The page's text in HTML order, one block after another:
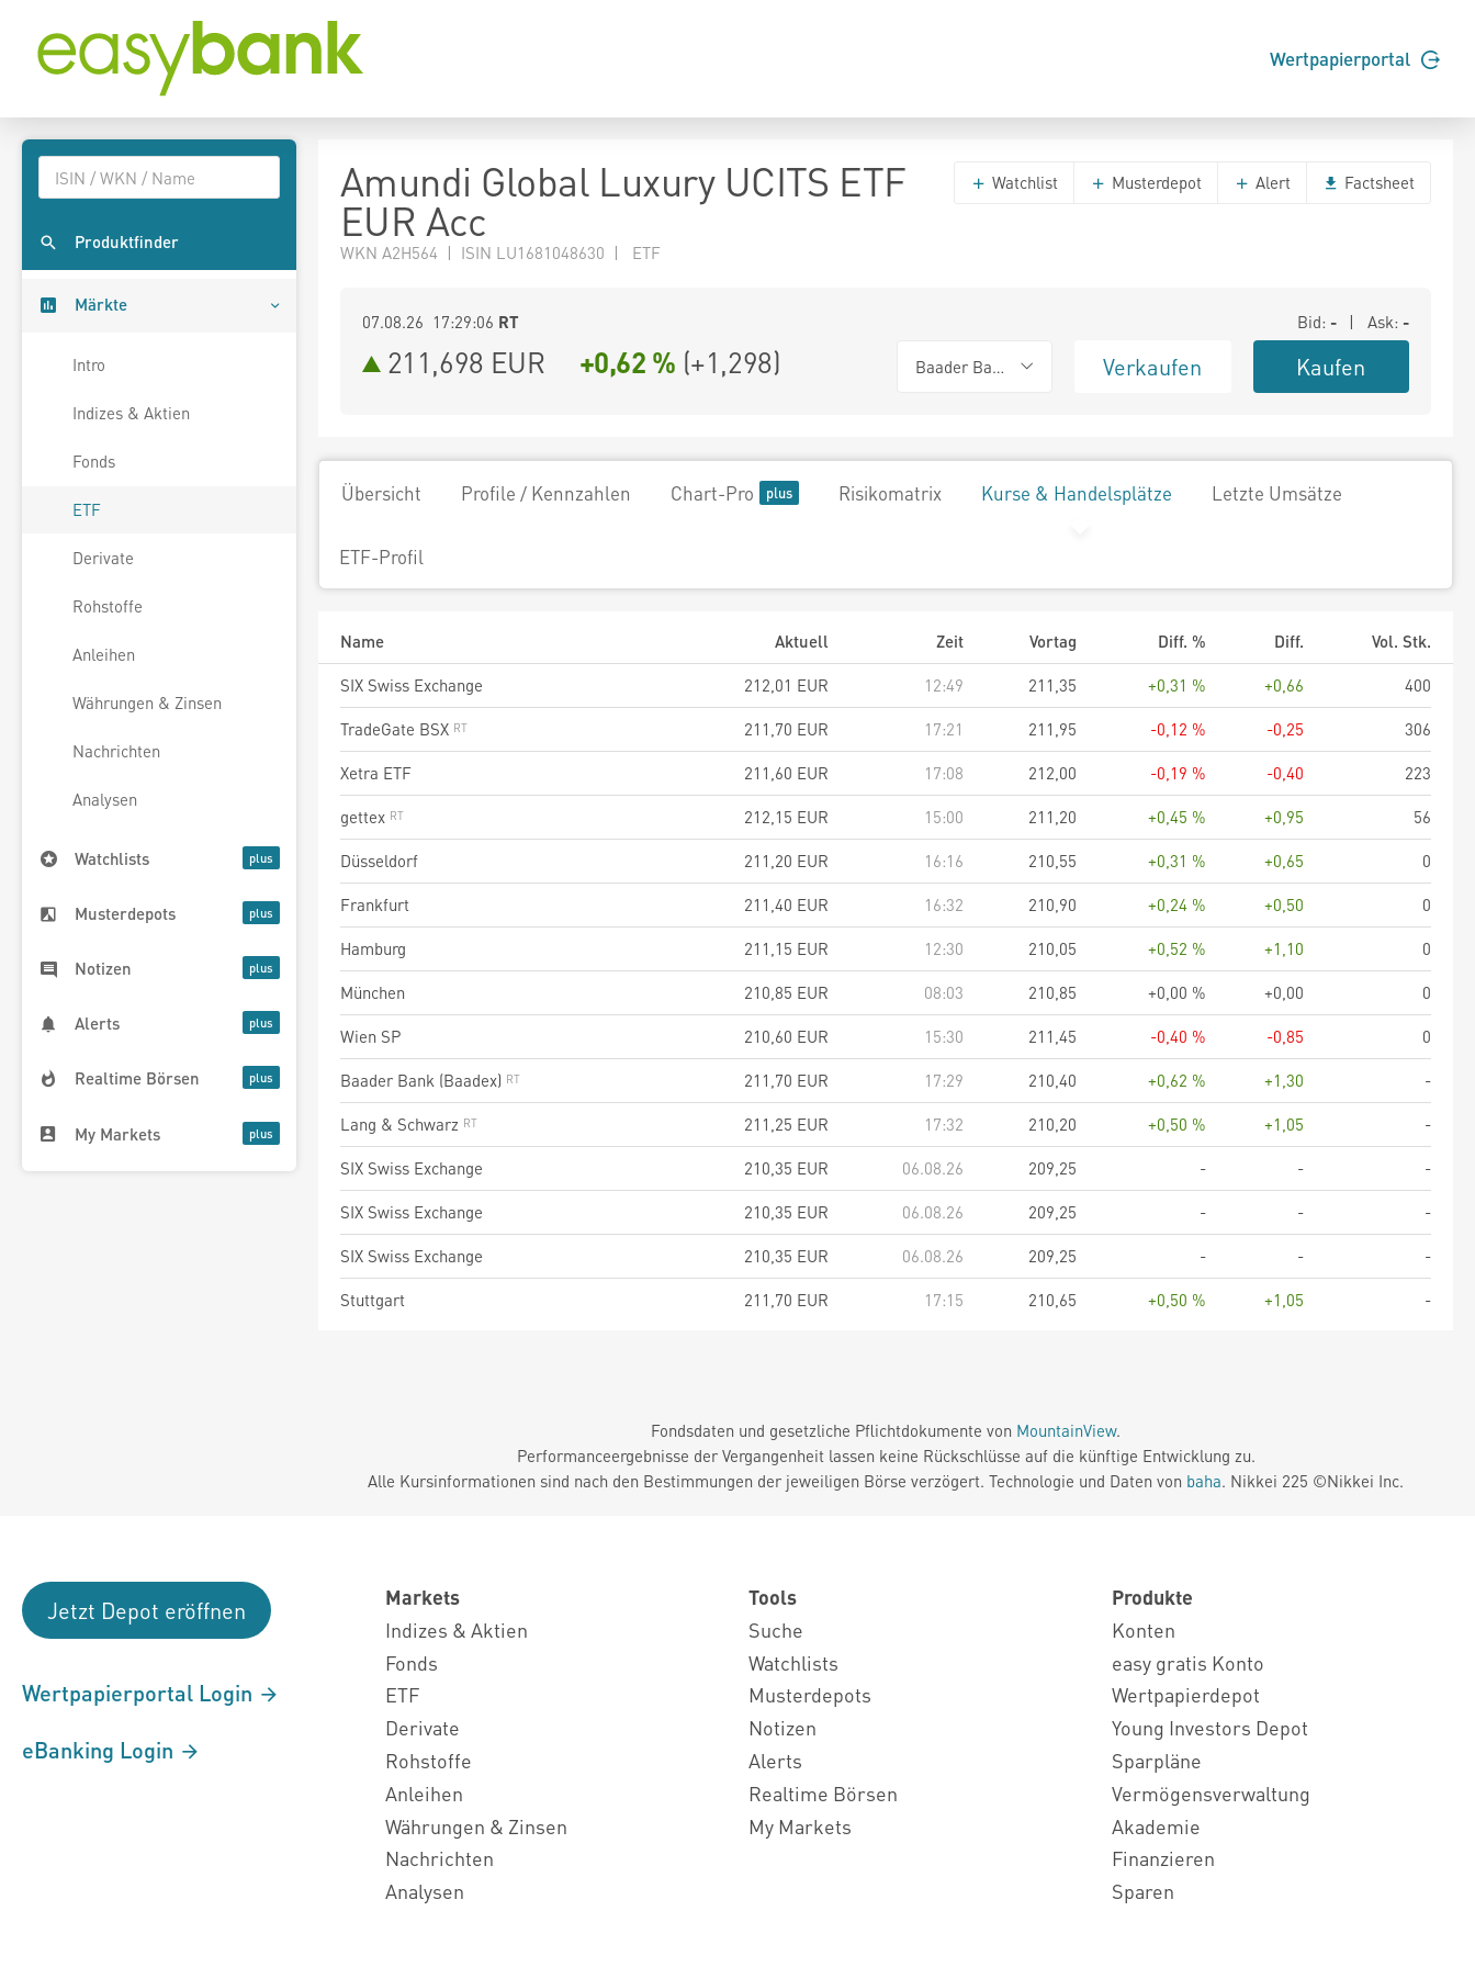
Wertpapierportal
Produktfinder
Märkte
Intro
Indizes & Aktien
Fonds
ETF
Derivate
Rohstoffe
Anleihen
Währungen & Zinsen
Nachrichten
Analysen
Watchlists
Musterdepots
Notizen
Alerts
Realtime Börsen
My Markets
Amundi Global Luxury UCITS ETF
EUR Acc
WKN A2H564 | ISIN LU1681048630 | ETF
Watchlist Musterdepot Alert Factsheet
07.08.26 17:29:06 RT Bid: - | Ask: -
211,698 EUR +0,62 % (+1,298) Baader Bank (Baadex) Verkaufen Kaufen
Übersicht Profile / Kennzahlen Chart-Pro Risikomatrix Kurse & Handelsplätze Letzte Umsätze
ETF-Profil
Name Aktuell Zeit Vortag Diff. % Diff.
Vol. Stk.
SIX Swiss Exchange
212,01 EUR 12:49 211,35 +0,31 % +0,66
400
TradeGate BSX
211,70 EUR 17:21 211,95 -0,12 % -0,25
306
Xetra ETF
211,60 EUR 17:08 212,00 -0,19 % -0,40
223
gettex
212,15 EUR 15:00 211,20 +0,45 % +0,95
56
Düsseldorf
211,20 EUR 16:16 210,55 +0,31 % +0,65
0
Frankfurt
211,40 EUR 16:32 210,90 +0,24 % +0,50
0
Hamburg
211,15 EUR 12:30 210,05 +0,52 % +1,10
0
München
210,85 EUR 08:03 210,85 +0,00 % +0,00
0
Wien SP
210,60 EUR 15:30 211,45 -0,40 % -0,85
0
Baader Bank (Baadex)
211,70 EUR 17:29 210,40 +0,62 % +1,30
-
Lang & Schwarz
211,25 EUR 17:32 210,20 +0,50 % +1,05
-
SIX Swiss Exchange
210,35 EUR 06.08.26 209,25 - -
-
SIX Swiss Exchange
210,35 EUR 06.08.26 209,25 - -
-
SIX Swiss Exchange
210,35 EUR 06.08.26 209,25 - -
-
Stuttgart
211,70 EUR 17:15 210,65 +0,50 % +1,05 -
Fondsdaten und gesetzliche Pflichtdokumente von MountainView.
Performanceergebnisse der Vergangenheit lassen keine Rückschlüsse auf die künftige Entwicklung zu.
Alle Kursinformationen sind nach den Bestimmungen der jeweiligen Börse verzögert. Technologie und Daten von baha. Nikkei 225 ©Nikkei Inc.
Jetzt Depot eröffnen
Wertpapierportal Login
eBanking Login
Markets
Indizes & Aktien
Fonds
ETF
Derivate
Rohstoffe
Anleihen
Währungen & Zinsen
Nachrichten
Analysen
Tools
Suche
Watchlists
Musterdepots
Notizen
Alerts
Realtime Börsen
My Markets
Produkte
Konten
easy gratis Konto
Wertpapierdepot
Young Investors Depot
Sparpläne
Vermögensverwaltung
Akademie
Finanzieren
Sparen